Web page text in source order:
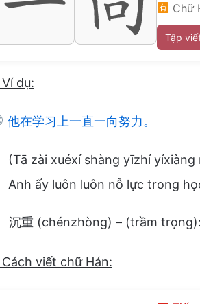
Chữ
Tập
Ví dụ:
他在学习上一直一向努力。
(Tā zài xuéxí shàng yīzhí yíxiàng
Anh ấy luôn luôn nỗ lực trong
沉重 (chénzhòng) – (trầm
Cách viết chữ Hán: